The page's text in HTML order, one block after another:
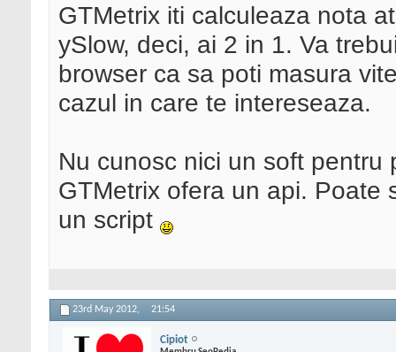
GTMetrix iti calculeaza nota
ySlow, deci, ai 2 in 1. Va
browser ca sa poti masura
cazul in care te intereseaza.
Nu cunosc nici un soft
GTMetrix ofera un api. Poate
un script
23rd May 2012, 21:54
Cipiot